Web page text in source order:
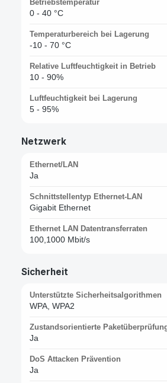
Betriebstemperatur
0 - 40 °C
Temperaturbereich bei Lagerung
-10 - 70 °C
Relative Luftfeuchtigkeit in Betrieb
10 - 90%
Luftfeuchtigkeit bei Lagerung
5 - 95%
Netzwerk
Ethernet/LAN
Ja
Schnittstellentyp Ethernet-LAN
Gigabit Ethernet
Ethernet LAN Datentransferraten
100,1000 Mbit/s
Sicherheit
Unterstützte Sicherheitsalgorithmen
WPA, WPA2
Zustandsorientierte
Ja
DoS Attacken Prävention
Ja